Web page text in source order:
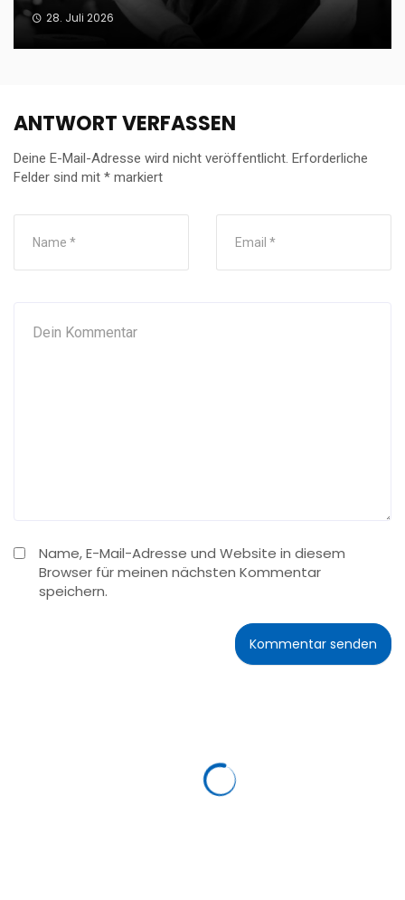
28. Juli 2026
ANTWORT VERFASSEN
Deine E-Mail-Adresse wird nicht veröffentlicht. Erforderliche
Felder sind mit * markiert
Name, E-Mail-Adresse und Website in diesem
Browser für meinen nächsten Kommentar
speichern.